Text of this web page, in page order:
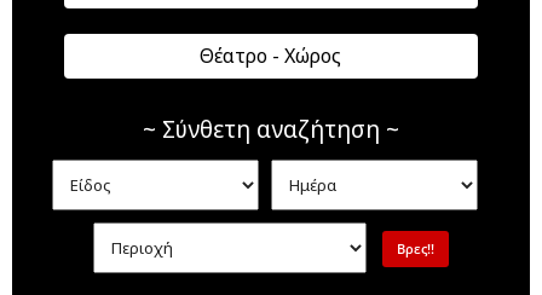
Θέατρο - Χώρος
~ Σύνθετη αναζήτηση ~